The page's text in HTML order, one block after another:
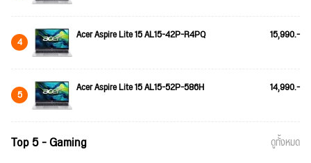
4 Acer Aspire Lite 15 AL15-42P-R4PQ 15,990.-
5 Acer Aspire Lite 15 AL15-52P-586H 14,990.-
Top 5 - Gaming ดูทั้งหมด